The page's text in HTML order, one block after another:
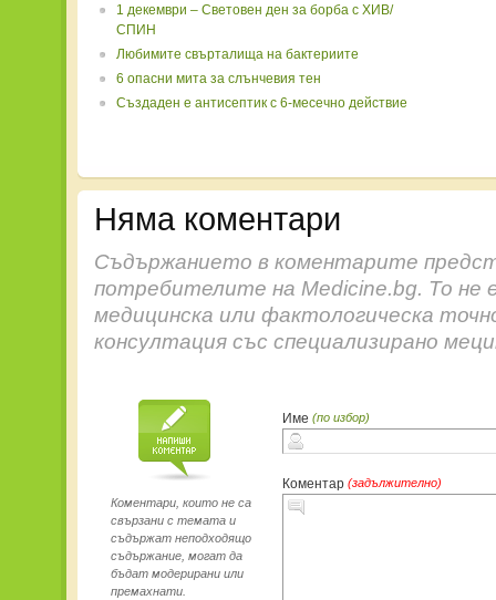
1 декември – Световен ден за борба с ХИВ/
СПИН
Любимите свърталища на бактериите
6 опасни мита за слънчевия тен
Създаден е антисептик с 6-месечно действие
Няма коментари
Съдържанието в коментарите
потребителите на Medicine.bg. То не
медицинска или фактологическа
консултация със специализирано
Име (по избор)
Коментар (задължително)
Коментари, които не са
свързани с темата и
съдържат неподходящо
съдържание, могат да
бъдат модерирани или
премахнати.